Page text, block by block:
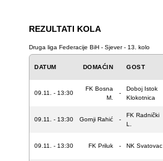
REZULTATI KOLA
Druga liga Federacije BiH - Sjever - 13. kolo
DATUM DOMAĆIN GOST
09.11. - 13:30
FK Bosna
M.
-
Doboj Istok
Klokotnica
09.11. - 13:30 Gornji Rahić -
FK Radnički
L.
09.11. - 13:30 FK Priluk - NK Svatovac